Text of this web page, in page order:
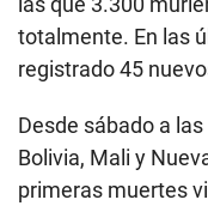
totalmente. En las
registrado 45
Desde sábado a las
Bolivia, Mali y
primeras muertes